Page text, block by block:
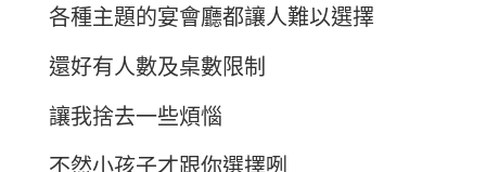
各種主題的宴會廳都讓人難以選擇
還好有人數及桌數限制
讓我捨去一些煩惱
不然小孩子才跟你選擇咧